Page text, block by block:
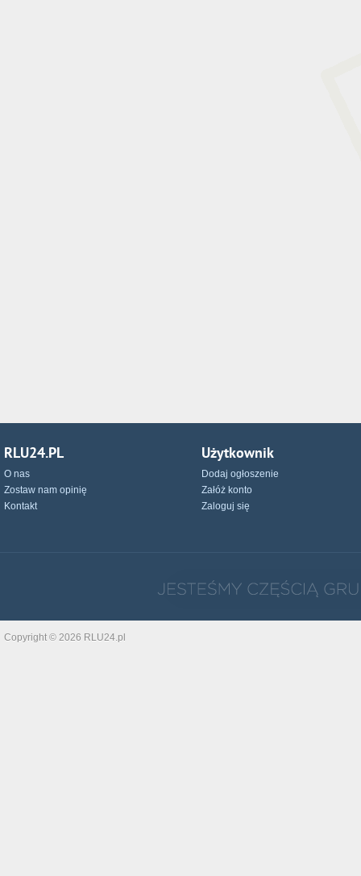
RLU24.PL
O nas
Zostaw nam opinię
Kontakt
Użytkownik
Dodaj ogłoszenie
Załóż konto
Zaloguj się
Copyright © 2026 RLU24.pl